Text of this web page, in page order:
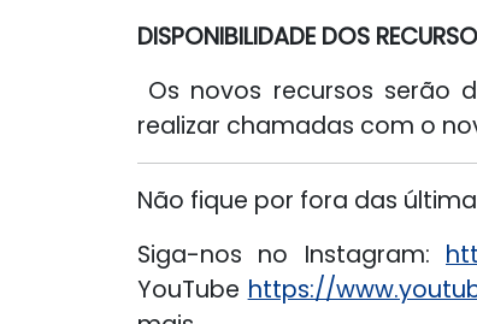
DISPONIBILIDADE DOS
Os novos recursos serão
realizar chamadas com o
Não fique por fora das
Siga-nos no Instagram:
YouTube https://